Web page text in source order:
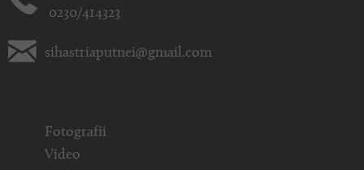
0230/414323
sihastriaputnei@gmail.com
Fotografii
Video